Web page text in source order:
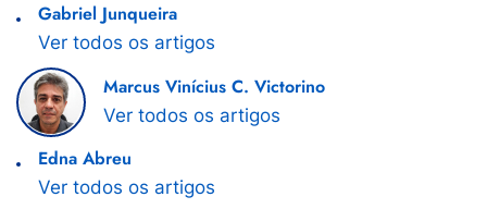
Gabriel Junqueira
Ver todos os artigos
Marcus Vinícius C. Victorino
Ver todos os artigos
Edna Abreu
Ver todos os artigos